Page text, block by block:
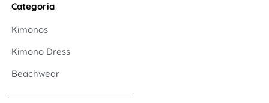
Categoria
Kimonos
Kimono Dress
Beachwear